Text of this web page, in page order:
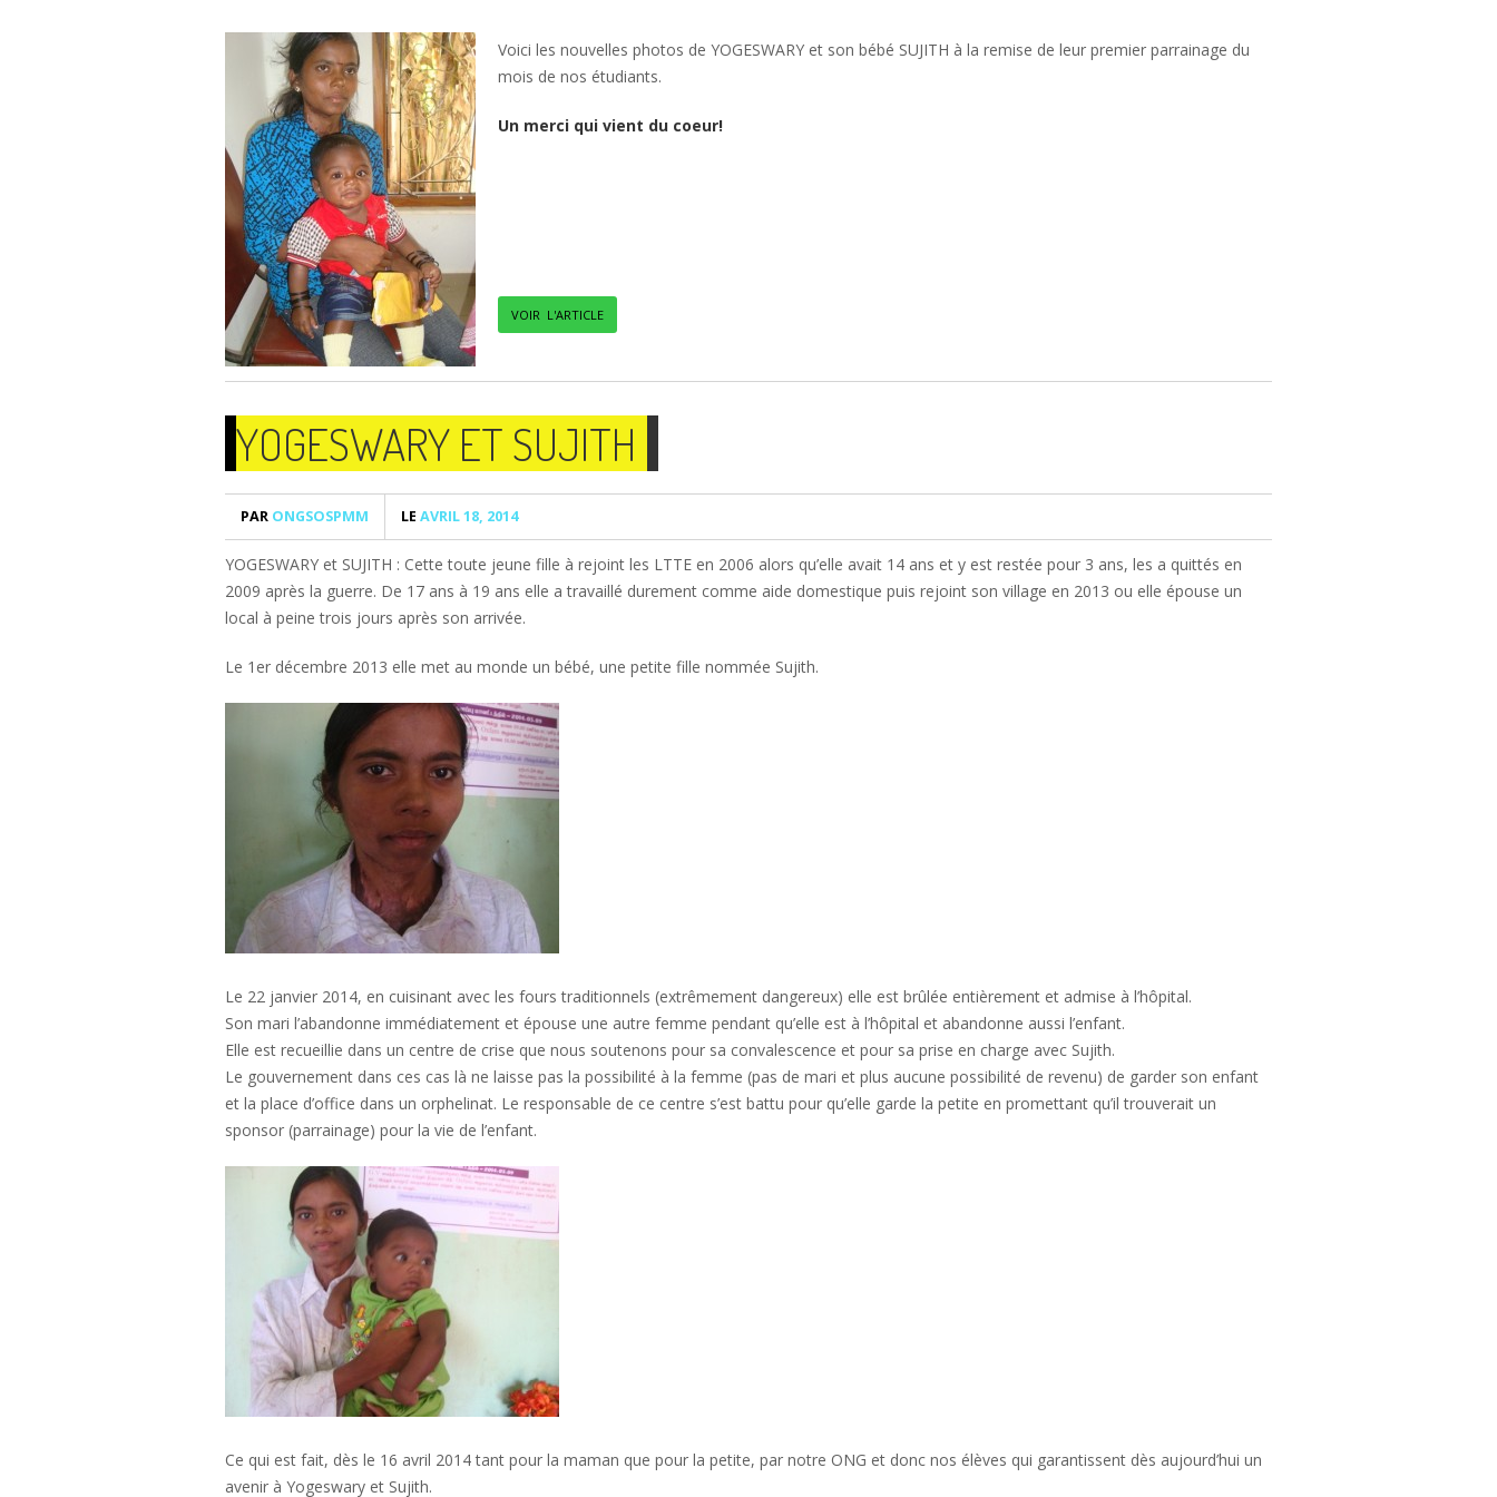
Voici les nouvelles photos de YOGESWARY et son bébé SUJITH à la remise de leur premier parrainage du
mois de nos étudiants.
Un merci qui vient du coeur!
VOIR L'ARTICLE
YOGESWARY ET SUJITH
PAR ONGSOSPMM LE AVRIL 18, 2014
YOGESWARY et SUJITH : Cette toute jeune fille à rejoint les LTTE en 2006 alors qu’elle avait 14 ans et y est restée pour 3 ans, les a quittés en
2009 après la guerre. De 17 ans à 19 ans elle a travaillé durement comme aide domestique puis rejoint son village en 2013 ou elle épouse un
local à peine trois jours après son arrivée.
Le 1er décembre 2013 elle met au monde un bébé, une petite fille nommée Sujith.
Le 22 janvier 2014, en cuisinant avec les fours traditionnels (extrêmement dangereux) elle est brûlée entièrement et admise à l’hôpital.
Son mari l’abandonne immédiatement et épouse une autre femme pendant qu’elle est à l’hôpital et abandonne aussi l’enfant.
Elle est recueillie dans un centre de crise que nous soutenons pour sa convalescence et pour sa prise en charge avec Sujith.
Le gouvernement dans ces cas là ne laisse pas la possibilité à la femme (pas de mari et plus aucune possibilité de revenu) de garder son enfant
et la place d’office dans un orphelinat. Le responsable de ce centre s’est battu pour qu’elle garde la petite en promettant qu’il trouverait un
sponsor (parrainage) pour la vie de l’enfant.
Ce qui est fait, dès le 16 avril 2014 tant pour la maman que pour la petite, par notre ONG et donc nos élèves qui garantissent dès aujourd’hui un
avenir à Yogeswary et Sujith.